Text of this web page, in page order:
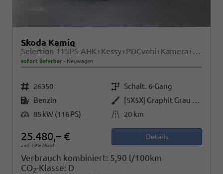
Skoda Kamiq
Selection 115PS AHK+Kessy+PDCvohi+Kamera+Climatronic+AppConnect+Sitzheizung
sofort lieferbar Neuwagen
Fahrzeugnr. 26350 Getriebe Schalt. 6-Gang
Kraftstoff Benzin Außenfarbe
[5X5X] Graphit Grau Metallic
Leistung 85 kW (116 PS) Kilometerstand 20 km
25.480,– €
incl. 19% MwSt.
Details
Verbrauch kombiniert: 5,90 l/100km
CO2-Klasse: D